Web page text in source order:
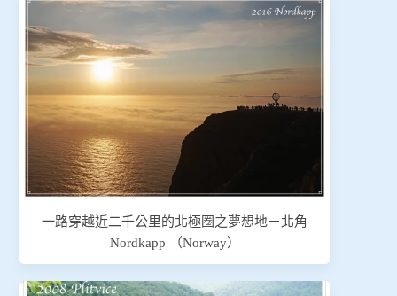
一路穿越近二千公里的北極圈之夢想地－北角
Nordkapp （Norway）